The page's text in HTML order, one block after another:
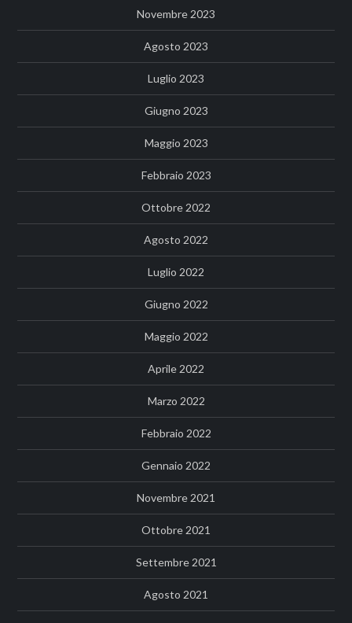
Novembre 2023
Agosto 2023
Luglio 2023
Giugno 2023
Maggio 2023
Febbraio 2023
Ottobre 2022
Agosto 2022
Luglio 2022
Giugno 2022
Maggio 2022
Aprile 2022
Marzo 2022
Febbraio 2022
Gennaio 2022
Novembre 2021
Ottobre 2021
Settembre 2021
Agosto 2021